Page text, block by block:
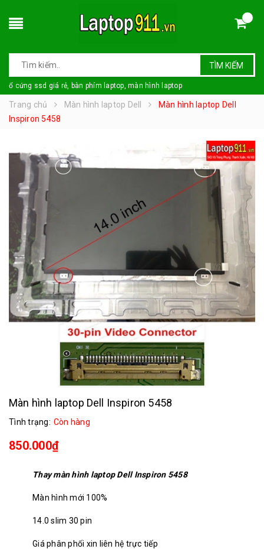
TÌM KIẾM
ổ cứng ssd giá rẻ, bàn phím laptop, màn hình laptop
Trang chủ Màn hình laptop Dell
Màn hình laptop Dell
Inspiron 5458
Màn hình laptop Dell Inspiron 5458
Tình trạng: Còn hàng
850.000₫
Thay màn hình laptop Dell Inspiron 5458
Màn hình mới 100%
14.0 slim 30 pin
Giá phân phối xin liên hệ trực tiếp